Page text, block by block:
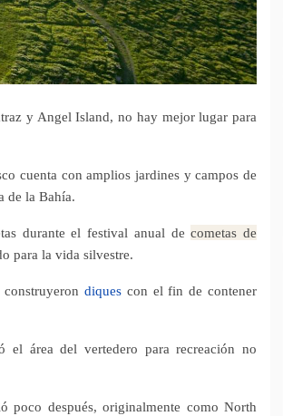
y Angel Island, no hay mejor lugar para
cuenta con amplios jardines y campos de
de la Bahía.
durante el festival anual decometas de
para la vida silvestre.
diquescon el fin de contener
área del vertedero para recreación no
después, originalmente como North